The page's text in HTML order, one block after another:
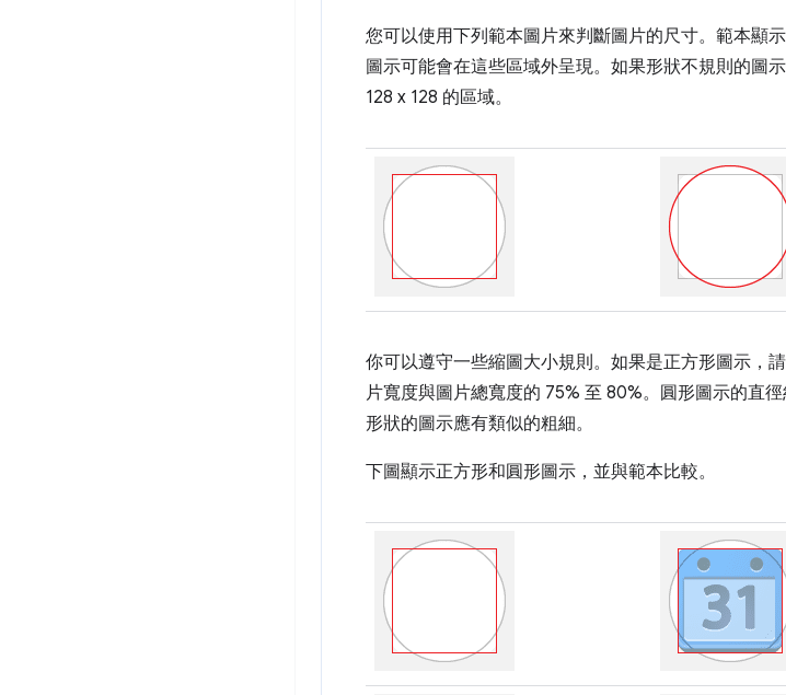
您可以使用下列範本圖片來判斷圖片的尺寸。範本顯
圖示可能會在這些區域外呈現。如果形狀不規則的圖
128 x 128 的區域。
你可以遵守一些縮圖大小規則。如果是正方形圖示，
片寬度與圖片總寬度的 75% 至 80%。圓形圖示的直
形狀的圖示應有類似的粗細。
下圖顯示正方形和圓形圖示，並與範本比較。